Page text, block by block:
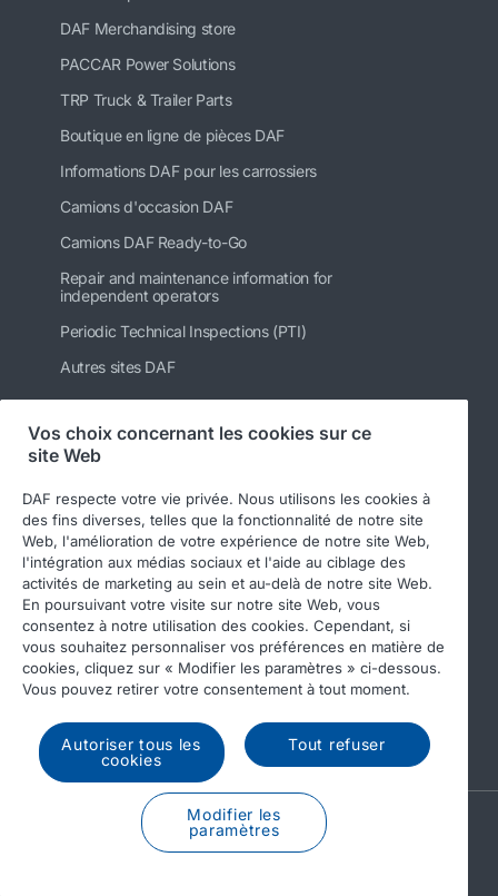
DAF Merchandising store
PACCAR Power Solutions
TRP Truck & Trailer Parts
Boutique en ligne de pièces DAF
Informations DAF pour les carrossiers
Camions d'occasion DAF
Camions DAF Ready-to-Go
Repair and maintenance information for
independent operators
Periodic Technical Inspections (PTI)
Autres sites DAF
Suivez-nous
© 2026 DAF Legal notice
Privacy statement
General conditions
DAF and cookies
Income Tax Report
A PACCAR COMPANY
DRIVEN BY QUALITY
Vos choix concernant les cookies sur ce
site Web
DAF respecte votre vie privée. Nous utilisons les cookies à
des fins diverses, telles que la fonctionnalité de notre site
Web, l'amélioration de votre expérience de notre site Web,
l'intégration aux médias sociaux et l'aide au ciblage des
activités de marketing au sein et au-delà de notre site Web.
En poursuivant votre visite sur notre site Web, vous
consentez à notre utilisation des cookies. Cependant, si
vous souhaitez personnaliser vos préférences en matière de
cookies, cliquez sur « Modifier les paramètres » ci-dessous.
Vous pouvez retirer votre consentement à tout moment.
Autoriser tous les
cookies
Tout refuser
Modifier les
paramètres